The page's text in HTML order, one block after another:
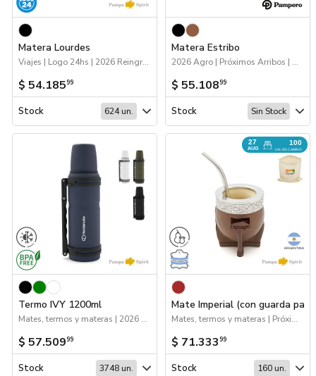
Matera Lourdes
Viajes | Logo 24hs | 2026 Reingresos | Mates, termos y materas
$ 54.18599
Stock 624 un.
Matera Estribo
2026 Agro | Próximos Arribos | Mates, termos y materas
$ 55.10899
Stock Sin Stock
Termo IVY 1200ml
Mates, termos y materas | 2026 Agro | Logo 24hs | Drinkware
$ 57.50999
Stock 3748 un.
27
AUG
100
UN. EN CAMINO
Mate Imperial (con guarda
Mates, termos y materas | Próximos Arribos
$ 71.333 99
Stock 160 un.